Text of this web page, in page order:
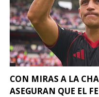
CON MIRAS A LA
ASEGURAN QUE EL